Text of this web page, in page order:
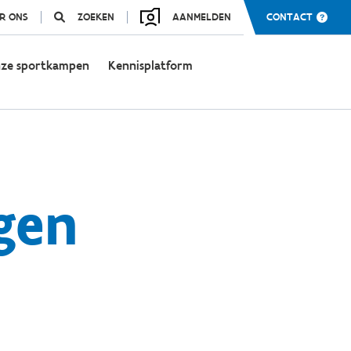
ONS ZOEKEN AANMELDEN CONTACT
sportkampen Kennisplatform